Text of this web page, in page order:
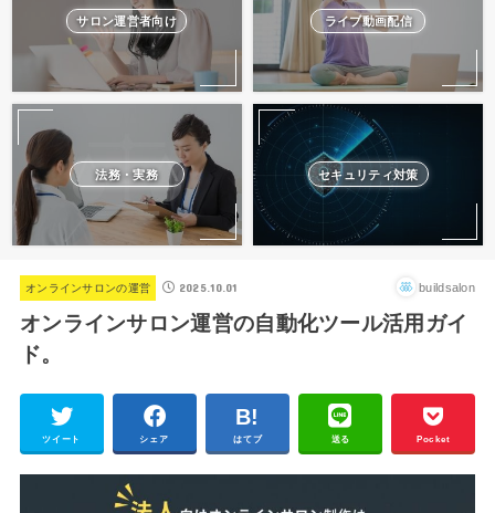
サロン運営者向け ライブ動画配信
法務・実務 セキュリティ対策
オンラインサロンの運営 2025.10.01 buildsalon
オンラインサロン運営の自動化ツール活用ガイ
ド。
ツイート シェア はてブ 送る Pocket